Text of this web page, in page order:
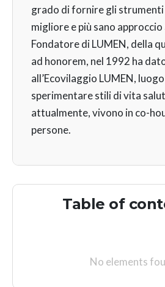
grado di fornire gli
migliore e più sano
Fondatore di LUMEN, della
ad honorem, nel 1992 ha
all’Ecovilaggio LUMEN,
sperimentare stili di vita
attualmente, vivono in co-
persone.
Table of
No elements